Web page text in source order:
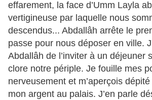
effarement, la face d’Umm Layla
vertigineuse par laquelle nous
descendus... Abdallâh arrête le
passe pour nous déposer en ville.
Abdallâh de l’inviter à un déjeuner
clore notre périple. Je fouille mes
nerveusement et m’aperçois dépité
mon argent au palais. J’en parle